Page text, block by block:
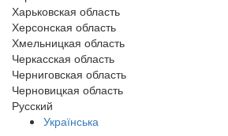
Харьковская область
Херсонская область
Хмельницкая область
Черкасская область
Черниговская область
Черновицкая область
Русский
Українська